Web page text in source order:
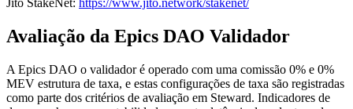
Avaliação da Epics DAO Validador
A Epics DAO o validador é operado com uma comissão 0% e 0%
MEV estrutura de taxa, e estas configurações de taxa são registradas
como parte dos critérios de avaliação em Steward. Indicadores de